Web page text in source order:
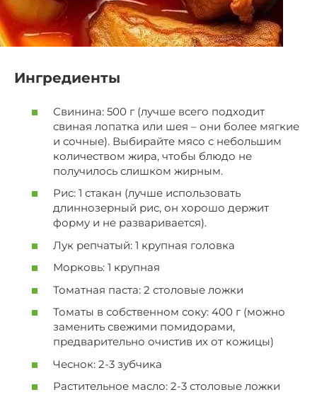
Ингредиенты
Свинина: 500 г (лучше всего подходит
свиная лопатка или шея – они более мягкие
и сочные). Выбирайте мясо с небольшим
количеством жира, чтобы блюдо не
получилось слишком жирным.
Рис: 1 стакан (лучше использовать
длиннозерный рис, он хорошо держит
форму и не разваривается).
Лук репчатый: 1 крупная головка
Морковь: 1 крупная
Томатная паста: 2 столовые ложки
Томаты в собственном соку: 400 г (можно
заменить свежими помидорами,
предварительно очистив их от кожицы)
Чеснок: 2-3 зубчика
Растительное масло: 2-3 столовые ложки